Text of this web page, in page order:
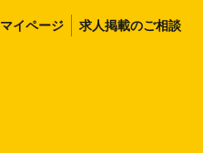
マイページ 求人掲載のご相談